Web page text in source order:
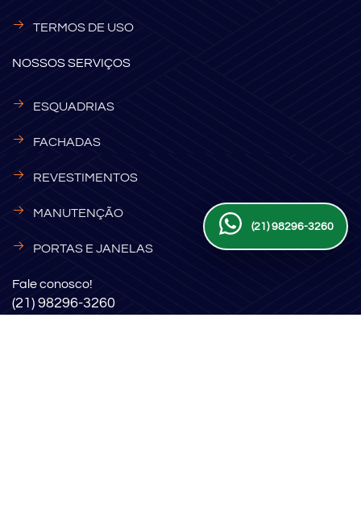
TERMOS DE USO
NOSSOS SERVIÇOS
ESQUADRIAS
FACHADAS
REVESTIMENTOS
MANUTENÇÃO
PORTAS E JANELAS
Fale conosco!
(21) 98296-3260
(21) 98296-3260